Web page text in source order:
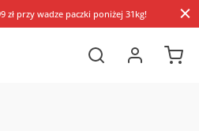
zł przy wadze paczki poniżej 31kg!